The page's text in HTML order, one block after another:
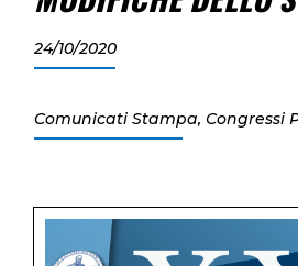
24/10/2020
Comunicati Stampa,Congressi